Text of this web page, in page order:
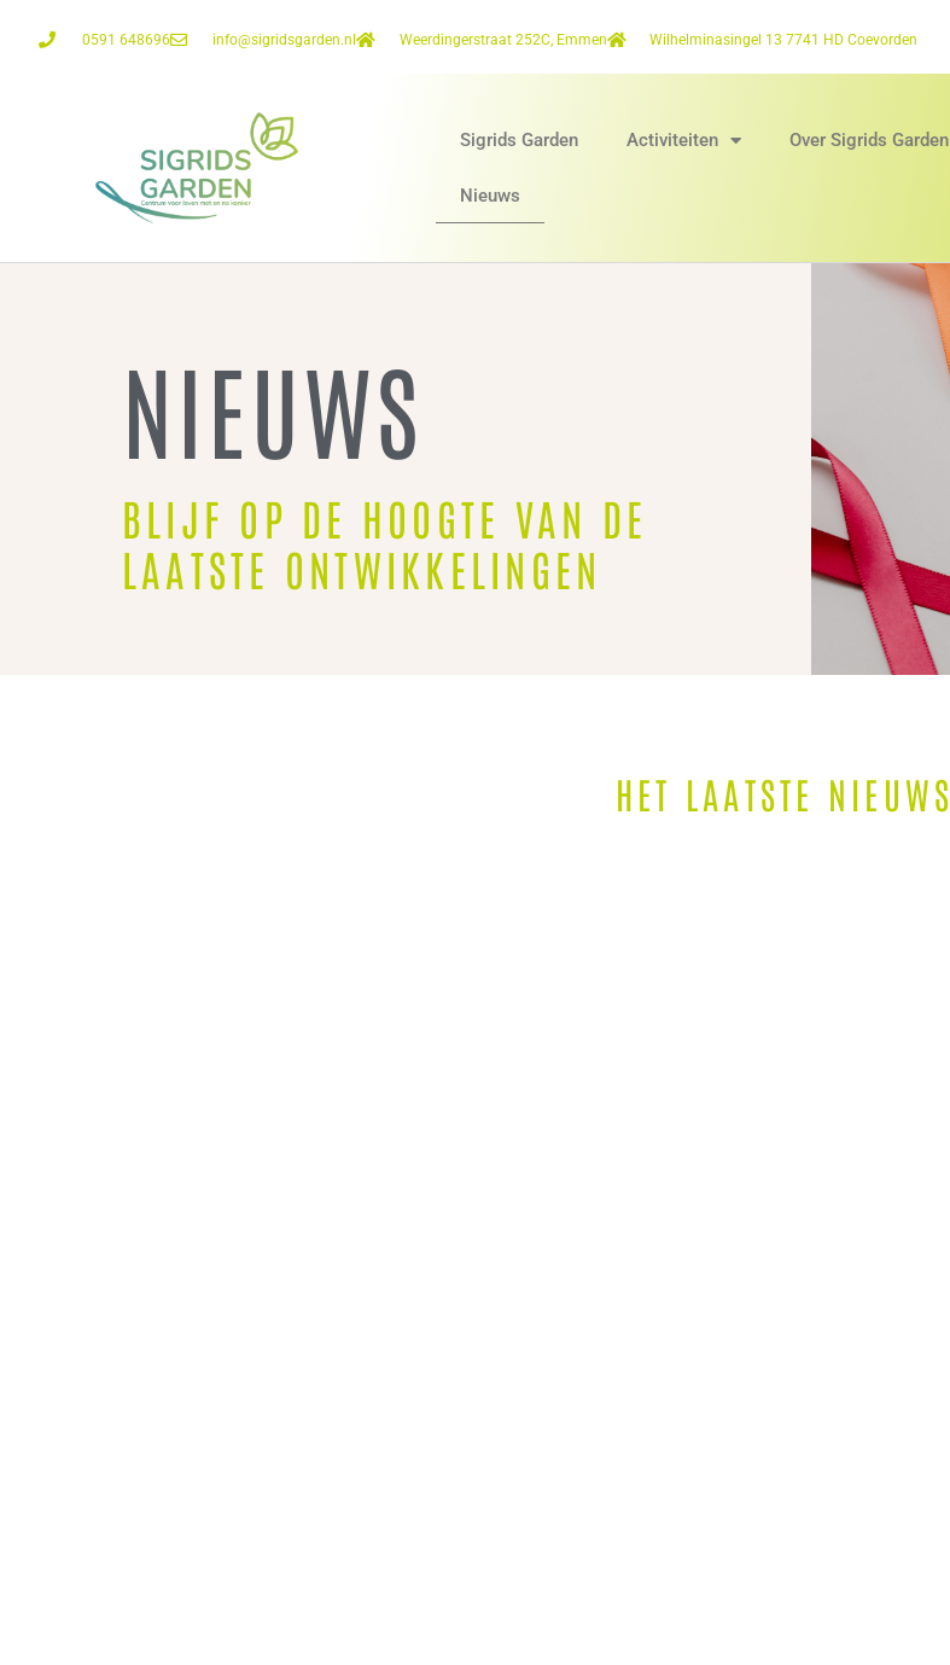
0591 648696 info@sigridsgarden.nl Weerdingerstraat 252C, Emmen Wilhelminasingel 13 7741 HD Coevorden
Sigrids Garden Activiteiten Over Sigrids Garden
Nieuws
NIEUWS
BLIJF OP DE HOOGTE VAN DE
LAATSTE ONTWIKKELINGEN
HET LAATSTE NIEUWS